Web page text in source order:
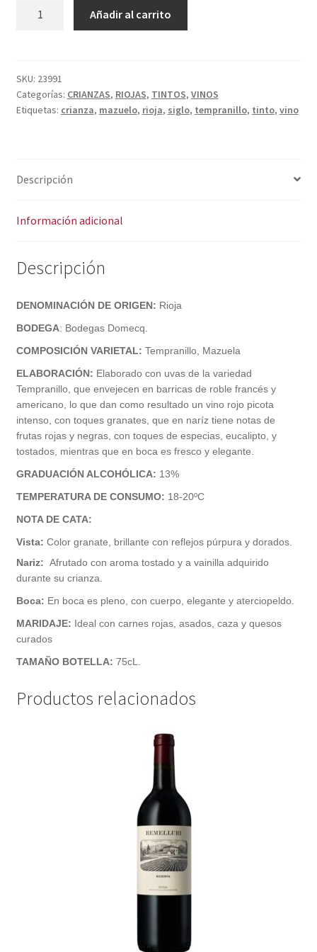
Añadir al carrito
n
a
SKU: 23991
Categorías: CRIANZAS, RIOJAS, TINTOS, VINOS
Etiquetas: crianza, mazuelo, rioja, siglo, tempranillo, tinto, vino
Descripción
Información adicional
Descripción
DENOMINACIÓN DE ORIGEN: Rioja
BODEGA: Bodegas Domecq.
COMPOSICIÓN VARIETAL: Tempranillo, Mazuela
ELABORACIÓN: Elaborado con uvas de la variedad
Tempranillo, que envejecen en barricas de roble francés y
americano, lo que dan como resultado un vino rojo picota
intenso, con toques granates, que en naríz tiene notas de
frutas rojas y negras, con toques de especias, eucalipto, y
tostados, mientras que en boca es fresco y elegante.
GRADUACIÓN ALCOHÓLICA: 13%
TEMPERATURA DE CONSUMO: 18-20ºC
NOTA DE CATA:
Vista: Color granate, brillante con reflejos púrpura y dorados.
Nariz: Afrutado con aroma tostado y a vainilla adquirido
durante su crianza.
Boca: En boca es pleno, con cuerpo, elegante y aterciopeldo.
MARIDAJE: Ideal con carnes rojas, asados, caza y quesos
curados
TAMAÑO BOTELLA: 75cL.
Productos relacionados